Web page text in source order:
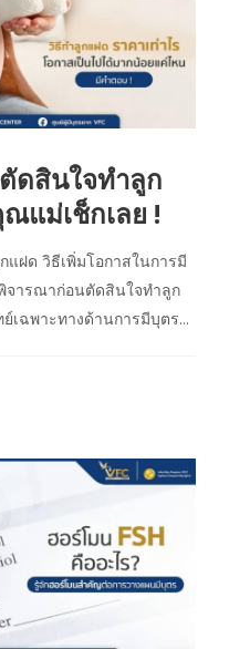
ดสินใจทำลูก
แม่เช็กเลย !
แฝด วิธีเพิ่มโอกาสในการมี
จารณาก่อนตัดสินใจทำลูก
เฉพาะทางด้านการมีบุตร...